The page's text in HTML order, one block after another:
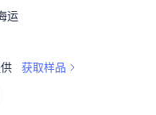
运
获取样品